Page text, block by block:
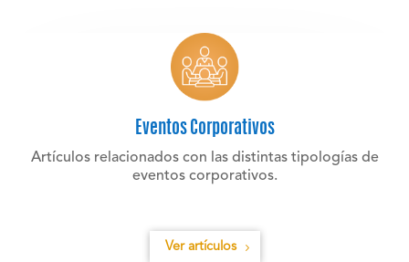
Eventos Corporativos
Artículos relacionados con las distintas tipologías de
eventos corporativos.
Ver artículos